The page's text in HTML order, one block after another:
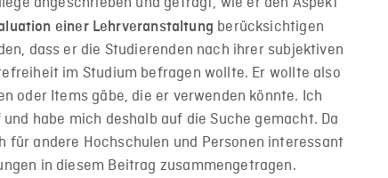
einer Lehrveranstaltung berücksichtigen
dass er die Studierenden nach ihrer subjektiven
im Studium befragen wollte. Er wollte also
oder Items gäbe, die er verwenden könnte. Ich
habe mich deshalb auf die Suche gemacht. Da
für andere Hochschulen und Personen interessant
in diesem Beitrag zusammengetragen.